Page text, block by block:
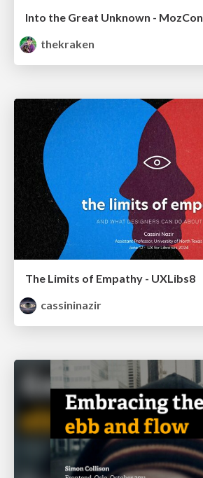
Into the Great Unknown - MozCon
thekraken
The Limits of Empathy - UXLibs8
cassininazir